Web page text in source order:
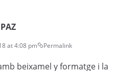
at 4:08 pm Permalink
beixamel y formatge i la